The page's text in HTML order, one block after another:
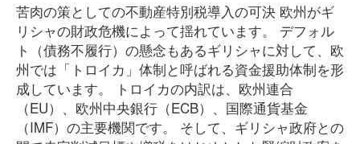
苦肉の策としての不動産特別税導入の可決 欧州がギ
リシャの財政危機によって揺れています。 デフォル
ト（債務不履行）の懸念もあるギリシャに対して、欧
州では「トロイカ」体制と呼ばれる資金援助体制を形
成しています。 トロイカの内訳は、欧州連合
（EU）、欧州中央銀行（ECB）、国際通貨基金
（IMF）の主要機関です。 そして、ギリシャ政府との